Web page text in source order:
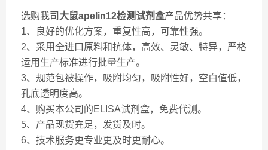
选购我司 大鼠apelin12检测试剂盒产品优势共享：
1、良好的优化方案，重复性高，可靠性强。
2、采用全进口原料和抗体，高效、灵敏、特异，严格
运用生产标准进行批量生产。
3、规范包被操作，吸附均匀，吸附性好，空白值低，
孔底透明度高。
4、购买本公司的ELISA试剂盒，免费代测。
5、产品现货充足，发货及时。
6、技术服务更专业更及时更耐心。